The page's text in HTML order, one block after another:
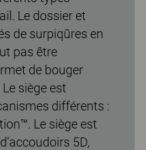
Le dossier et
de surpiqûres en
pas être
de bouger
siège est
différents :
Le siège est
5D,